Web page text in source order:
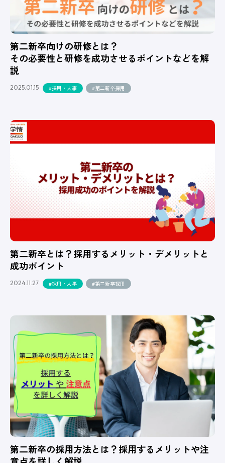
第二新卒向けの研修とは？
その必要性と研修を成功させるポイントなどを解
説
2025.01.15 #採用・人事 #第二新卒採用
第二新卒とは？採用するメリット・デメリットと
成功ポイント
2024.11.27 #採用・人事 #第二新卒採用
第二新卒の採用方法とは？採用するメリットや注